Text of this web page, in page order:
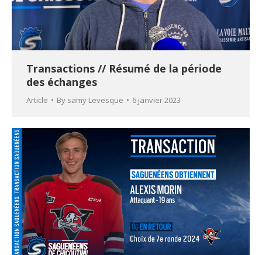
Transactions // Résumé de la période
des échanges
Article By samy Levesque 6 janvier 2023